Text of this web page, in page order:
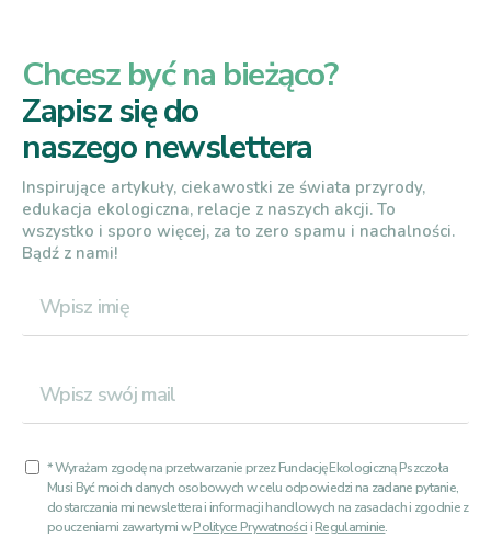
Chcesz być na bieżąco?
Zapisz się do
naszego newslettera
Inspirujące artykuły, ciekawostki ze świata przyrody,
edukacja ekologiczna, relacje z naszych akcji. To
wszystko i sporo więcej, za to zero spamu i nachalności.
Bądź z nami!
* Wyrażam zgodę na przetwarzanie przez Fundację Ekologiczną Pszczoła
Musi Być moich danych osobowych w celu odpowiedzi na zadane pytanie,
dostarczania mi newslettera i informacji handlowych na zasadach i zgodnie z
pouczeniami zawartymi wPolityce PrywatnościiRegulaminie.